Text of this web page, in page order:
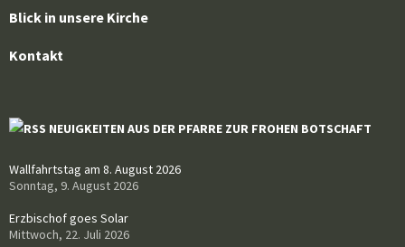
Blick in unsere Kirche
Kontakt
NEUIGKEITEN AUS DER PFARRE ZUR FROHEN BOTSCHAFT
Wallfahrtstag am 8. August 2026
Sonntag, 9. August 2026
Erzbischof goes Solar
Mittwoch, 22. Juli 2026